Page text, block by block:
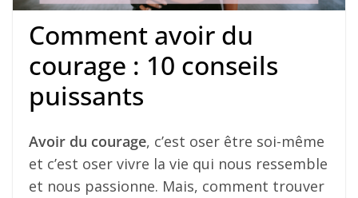
Comment avoir du
courage : 10 conseils
puissants
Avoir du courage, c’est oser être soi-même
et c’est oser vivre la vie qui nous ressemble
et nous passionne. Mais, comment trouver